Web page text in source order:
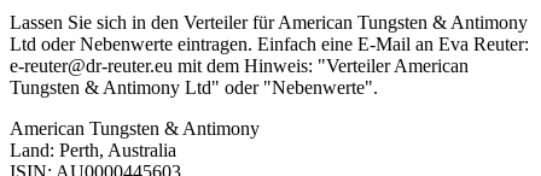
Lassen Sie sich in den Verteiler für American Tungsten & Antimony
Ltd oder Nebenwerte eintragen. Einfach eine E-Mail an Eva Reuter:
e-reuter@dr-reuter.eu mit dem Hinweis: "Verteiler American
Tungsten & Antimony Ltd" oder "Nebenwerte".
American Tungsten & Antimony
Land: Perth, Australia
ISIN: AU0000445603